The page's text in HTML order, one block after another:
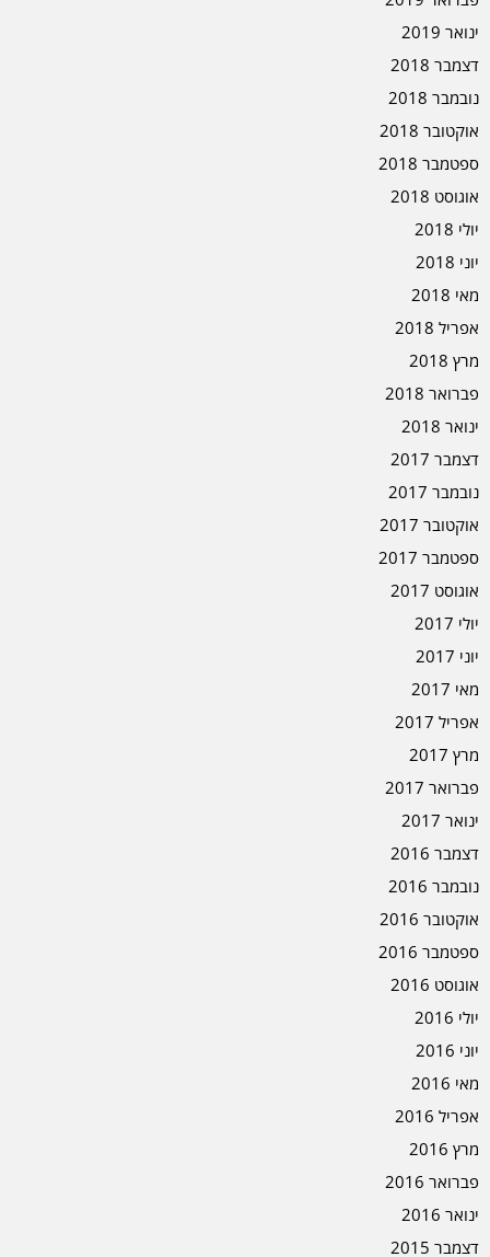
ינואר 2019
דצמבר 2018
נובמבר 2018
אוקטובר 2018
ספטמבר 2018
אוגוסט 2018
יולי 2018
יוני 2018
מאי 2018
אפריל 2018
מרץ 2018
פברואר 2018
ינואר 2018
דצמבר 2017
נובמבר 2017
אוקטובר 2017
ספטמבר 2017
אוגוסט 2017
יולי 2017
יוני 2017
מאי 2017
אפריל 2017
מרץ 2017
פברואר 2017
ינואר 2017
דצמבר 2016
נובמבר 2016
אוקטובר 2016
ספטמבר 2016
אוגוסט 2016
יולי 2016
יוני 2016
מאי 2016
אפריל 2016
מרץ 2016
פברואר 2016
ינואר 2016
דצמבר 2015